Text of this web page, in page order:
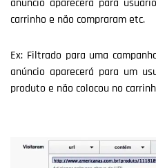
carrinho e não compraram etc.
Ex: Filtrado para uma
anúncio aparecerá para um
produto e não colocou no